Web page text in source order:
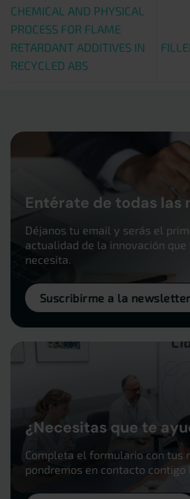
CHEMICAL AND PHYSICAL
PROCESS FOR FLAME
RETARDANT ADDITIVES IN
RECYCLED ABS
Entérate de todas las
Déjanos tu email y serás el
actualidad de la innovación que
necesita.
Suscribirme a la newsletter
¿Necesitas que te
Completa el formulario con tus
pondremos en contacto contigo